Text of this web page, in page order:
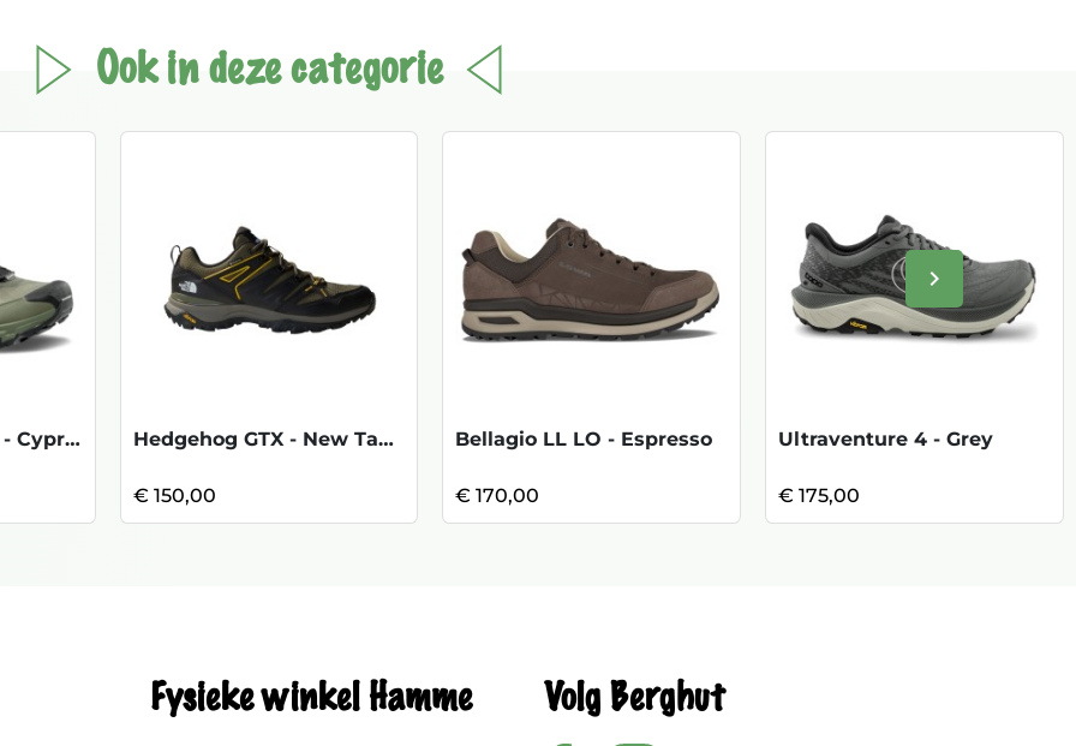
Ook in deze categorie
Volgende
keyboard_arrow_right
Ultra Raptor 3 GTX - Cypress Black Hedgehog GTX - New Taup Green TNFBlack
€ 150,00
Bellagio LL LO - Espresso
€ 170,00
Ultraventure 4 - Grey
€ 175,00
Fysieke winkel Hamme Volg Berghut